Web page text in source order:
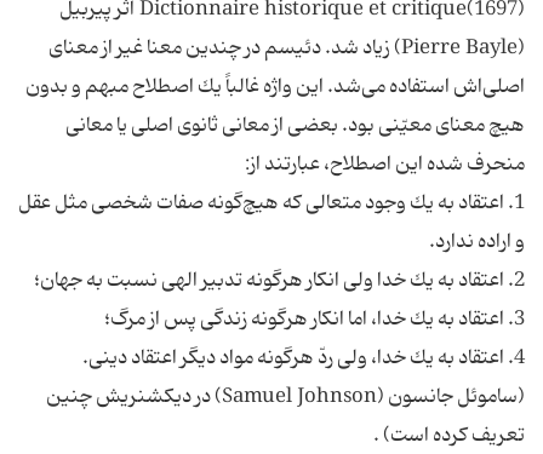
Dictionnaire historique et critique(1697) اثر پيربيل
(Pierre Bayle) زياد شد. دئيسم در چندين معنا غير از معناى
اصلى‌اش استفاده مى‌شد. اين واژه غالباً يك اصطلاح مبهم و بدون
هيچ معناى معيّنى بود. بعضى از معانى ثانوى اصلى يا معانى
منحرف شده اين اصطلاح، عبارتند از:
1. اعتقاد به يك وجود متعالى كه هيچ‌گونه صفات شخصى مثل عقل
و اراده ندارد.
2. اعتقاد به يك خدا ولى انكار هرگونه تدبير الهى نسبت به جهان؛
3. اعتقاد به يك خدا، اما انكار هرگونه زندگى پس از مرگ؛
4. اعتقاد به يك خدا، ولى ردّ هرگونه مواد ديگر اعتقاد دينى.
(ساموئل جانسون (Samuel Johnson) در ديكشنريش چنين
تعريف كرده است) .